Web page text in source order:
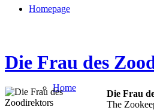
Homepage
Home
Die Frau des
Die Frau
The